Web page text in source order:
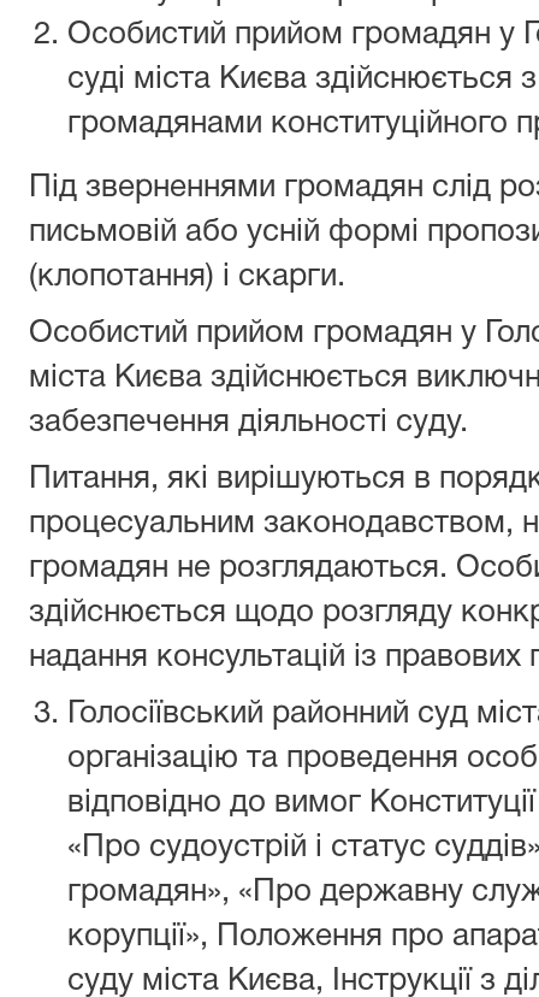
Особистий прийом громадян у
суді міста Києва здійснюється
громадянами конституційного
Під зверненнями громадян слід
письмовій або усній формі
(клопотання) і скарги.
Особистий прийом громадян у
міста Києва здійснюється
забезпечення діяльності суду.
Питання, які вирішуються в
процесуальним законодавством,
громадян не розглядаються.
здійснюється щодо розгляду
надання консультацій із правових
Голосіївський районний суд
організацію та проведення
відповідно до вимог
«Про судоустрій і статус
громадян», «Про державну
корупції», Положення про
суду міста Києва, Інструкції з